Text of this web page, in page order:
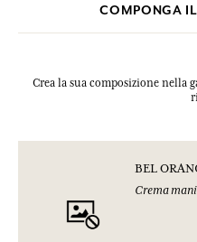
COMPONGA
Crea la sua composizione nella
BEL
Crema mani